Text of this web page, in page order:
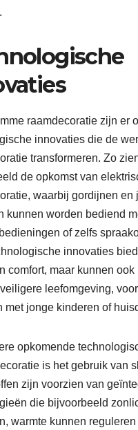
raamdecoratie zijn er
innovaties die de
transformeren. Zo
de opkomst van
waarbij gordijnen en
kunnen worden bediend
of zelfs
innovaties
comfort, maar kunnen ook
leefomgeving,
met jonge kinderen of
opkomende
is het gebruik van
zijn voorzien van
die bijvoorbeeld
warmte kunnen